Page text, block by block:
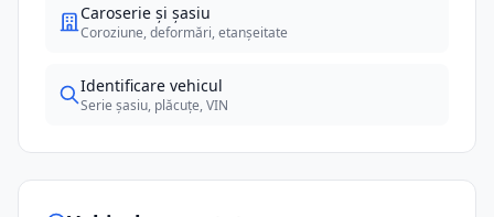
Caroserie și șasiu
Coroziune, deformări, etanșeitate
Identificare vehicul
Serie șasiu, plăcuțe, VIN